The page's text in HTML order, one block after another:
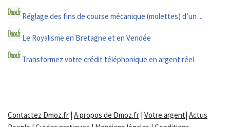
Réglage des fins de course mécanique (molettes) d’un…
Le Royalisme en Bretagne et en Vendée
Transformez votre crédit téléphonique en argent réel
Contactez Dmoz.fr | A propos de Dmoz.fr | Votre argent| Actus